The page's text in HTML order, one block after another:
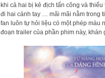
khi cả hai bị kẻ địch tấn công và
đi hai cánh tay … mãi mãi nằm trong
fan luôn tự hỏi liệu có một phép màu
đoạn trailer của phần phim này,